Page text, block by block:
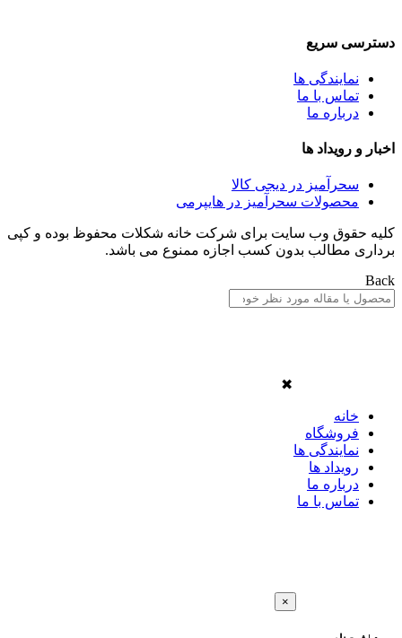
دسترسی سریع
نمایندگی ها
تماس با ما
درباره ما
اخبار و رویداد ها
سحرآمیز در دیجی کالا
محصولات سحرآمیز در هایپرمی
کلیه حقوق وب سایت برای شرکت خانه شکلات محفوظ بوده و کپی
برداری مطالب بدون کسب اجازه ممنوع می باشد.
Back
✖
خانه
فروشگاه
نمایندگی ها
رویداد ها
درباره ما
تماس با ما
×